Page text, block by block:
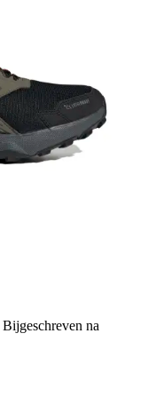
Bijgeschreven na